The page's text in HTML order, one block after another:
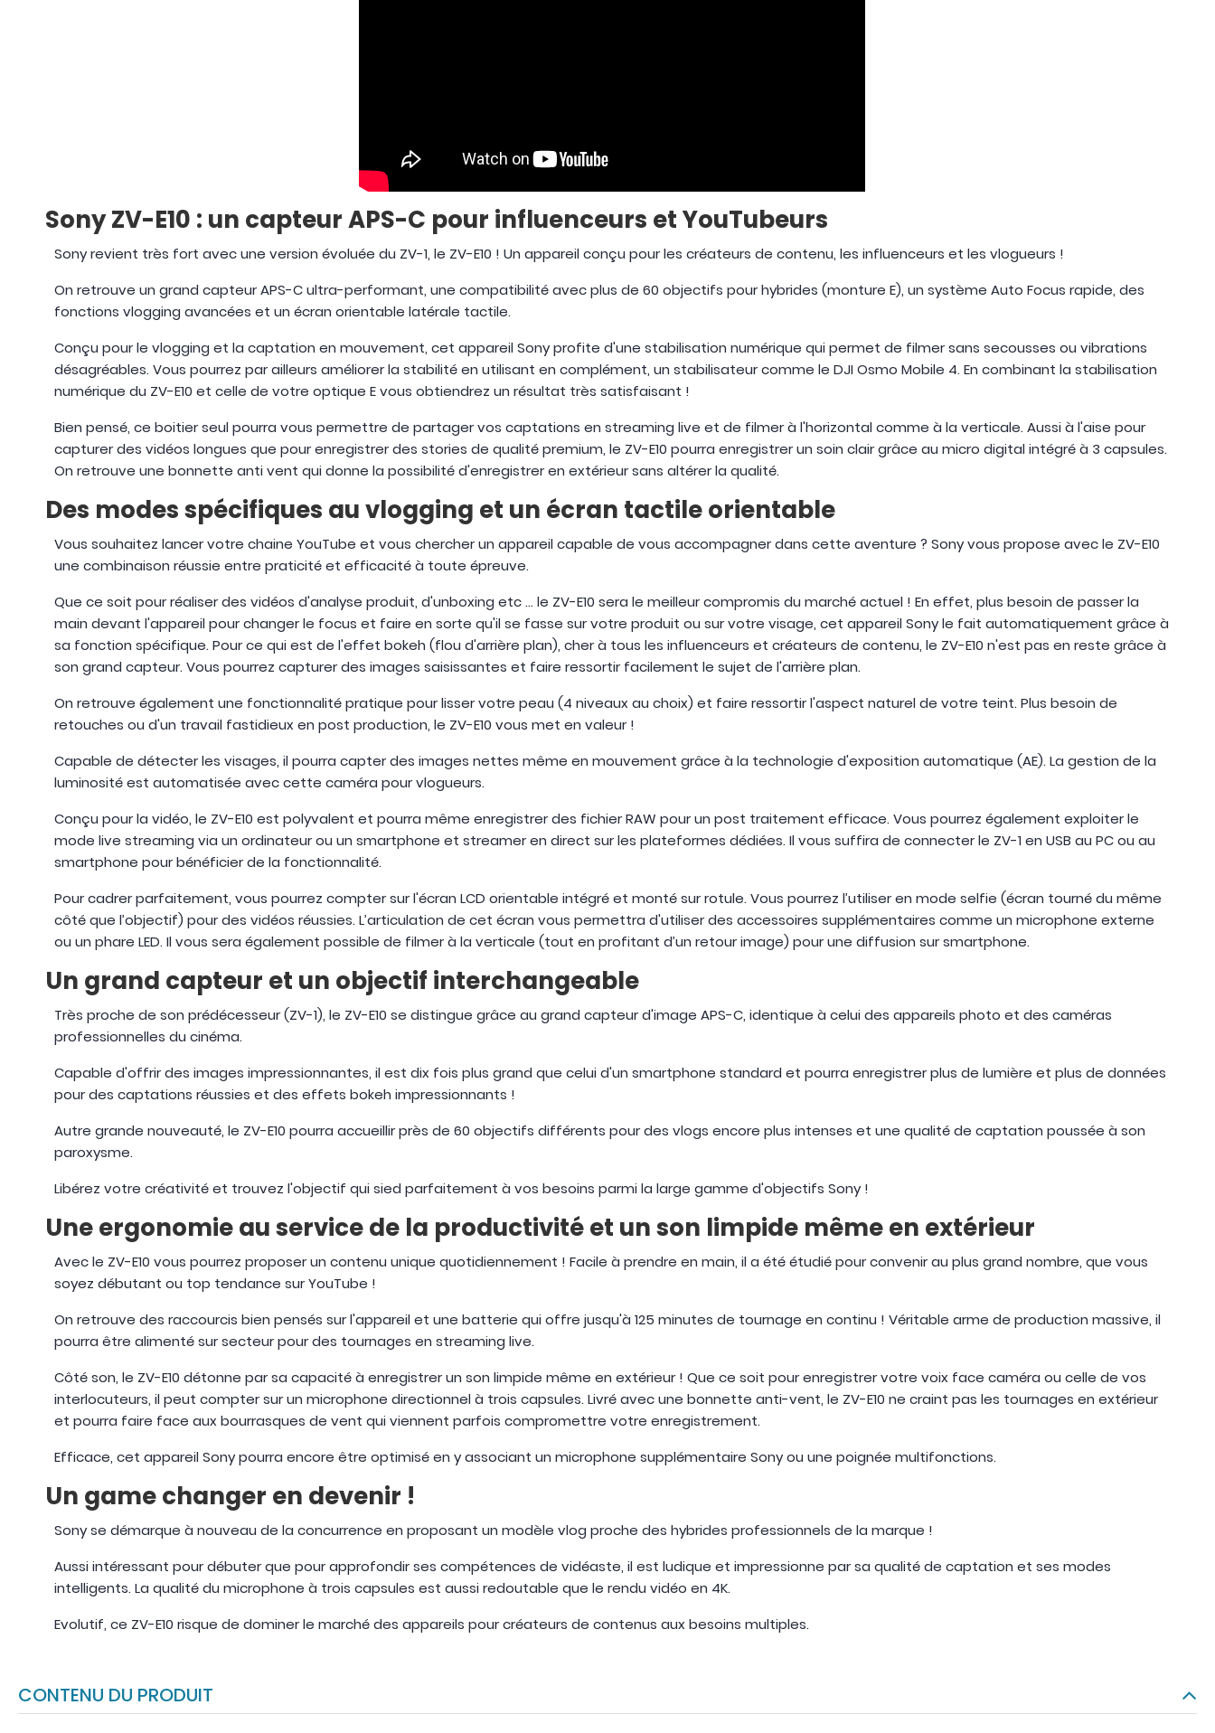
Sony ZV-E10 : un capteur APS-C pour influenceurs et YouTubeurs
Sony revient très fort avec une version évoluée du ZV-1, le ZV-E10 ! Un appareil conçu pour les créateurs de contenu, les influenceurs et les vlogueurs !
On retrouve un grand capteur APS-C ultra-performant, une compatibilité avec plus de 60 objectifs pour hybrides (monture E), un système Auto Focus rapide, des
fonctions vlogging avancées et un écran orientable latérale tactile.
Conçu pour le vlogging et la captation en mouvement, cet appareil Sony profite d'une stabilisation numérique qui permet de filmer sans secousses ou vibrations
désagréables. Vous pourrez par ailleurs améliorer la stabilité en utilisant en complément, un stabilisateur comme le DJI Osmo Mobile 4. En combinant la stabilisation
numérique du ZV-E10 et celle de votre optique E vous obtiendrez un résultat très satisfaisant !
Bien pensé, ce boitier seul pourra vous permettre de partager vos captations en streaming live et de filmer à l'horizontal comme à la verticale. Aussi à l'aise pour
capturer des vidéos longues que pour enregistrer des stories de qualité premium, le ZV-E10 pourra enregistrer un soin clair grâce au micro digital intégré à 3 capsules.
On retrouve une bonnette anti vent qui donne la possibilité d'enregistrer en extérieur sans altérer la qualité.
Des modes spécifiques au vlogging et un écran tactile orientable
Vous souhaitez lancer votre chaine YouTube et vous chercher un appareil capable de vous accompagner dans cette aventure ? Sony vous propose avec le ZV-E10
une combinaison réussie entre praticité et efficacité à toute épreuve.
Que ce soit pour réaliser des vidéos d'analyse produit, d'unboxing etc ... le ZV-E10 sera le meilleur compromis du marché actuel ! En effet, plus besoin de passer la
main devant l'appareil pour changer le focus et faire en sorte qu'il se fasse sur votre produit ou sur votre visage, cet appareil Sony le fait automatiquement grâce à
sa fonction spécifique. Pour ce qui est de l'effet bokeh (flou d'arrière plan), cher à tous les influenceurs et créateurs de contenu, le ZV-E10 n'est pas en reste grâce à
son grand capteur. Vous pourrez capturer des images saisissantes et faire ressortir facilement le sujet de l'arrière plan.
On retrouve également une fonctionnalité pratique pour lisser votre peau (4 niveaux au choix) et faire ressortir l'aspect naturel de votre teint. Plus besoin de
retouches ou d'un travail fastidieux en post production, le ZV-E10 vous met en valeur !
Capable de détecter les visages, il pourra capter des images nettes même en mouvement grâce à la technologie d'exposition automatique (AE). La gestion de la
luminosité est automatisée avec cette caméra pour vlogueurs.
Conçu pour la vidéo, le ZV-E10 est polyvalent et pourra même enregistrer des fichier RAW pour un post traitement efficace. Vous pourrez également exploiter le
mode live streaming via un ordinateur ou un smartphone et streamer en direct sur les plateformes dédiées. Il vous suffira de connecter le ZV-1 en USB au PC ou au
smartphone pour bénéficier de la fonctionnalité.
Pour cadrer parfaitement, vous pourrez compter sur l'écran LCD orientable intégré et monté sur rotule. Vous pourrez l’utiliser en mode selfie (écran tourné du même
côté que l’objectif) pour des vidéos réussies. L’articulation de cet écran vous permettra d'utiliser des accessoires supplémentaires comme un microphone externe
ou un phare LED. Il vous sera également possible de filmer à la verticale (tout en profitant d’un retour image) pour une diffusion sur smartphone.
Un grand capteur et un objectif interchangeable
Très proche de son prédécesseur (ZV-1), le ZV-E10 se distingue grâce au grand capteur d'image APS-C, identique à celui des appareils photo et des caméras
professionnelles du cinéma.
Capable d'offrir des images impressionnantes, il est dix fois plus grand que celui d'un smartphone standard et pourra enregistrer plus de lumière et plus de données
pour des captations réussies et des effets bokeh impressionnants !
Autre grande nouveauté, le ZV-E10 pourra accueillir près de 60 objectifs différents pour des vlogs encore plus intenses et une qualité de captation poussée à son
paroxysme.
Libérez votre créativité et trouvez l'objectif qui sied parfaitement à vos besoins parmi la large gamme d'objectifs Sony !
Une ergonomie au service de la productivité et un son limpide même en extérieur
Avec le ZV-E10 vous pourrez proposer un contenu unique quotidiennement ! Facile à prendre en main, il a été étudié pour convenir au plus grand nombre, que vous
soyez débutant ou top tendance sur YouTube !
On retrouve des raccourcis bien pensés sur l'appareil et une batterie qui offre jusqu'à 125 minutes de tournage en continu ! Véritable arme de production massive, il
pourra être alimenté sur secteur pour des tournages en streaming live.
Côté son, le ZV-E10 détonne par sa capacité à enregistrer un son limpide même en extérieur ! Que ce soit pour enregistrer votre voix face caméra ou celle de vos
interlocuteurs, il peut compter sur un microphone directionnel à trois capsules. Livré avec une bonnette anti-vent, le ZV-E10 ne craint pas les tournages en extérieur
et pourra faire face aux bourrasques de vent qui viennent parfois compromettre votre enregistrement.
Efficace, cet appareil Sony pourra encore être optimisé en y associant un microphone supplémentaire Sony ou une poignée multifonctions.
Un game changer en devenir !
Sony se démarque à nouveau de la concurrence en proposant un modèle vlog proche des hybrides professionnels de la marque !
Aussi intéressant pour débuter que pour approfondir ses compétences de vidéaste, il est ludique et impressionne par sa qualité de captation et ses modes
intelligents. La qualité du microphone à trois capsules est aussi redoutable que le rendu vidéo en 4K.
Evolutif, ce ZV-E10 risque de dominer le marché des appareils pour créateurs de contenus aux besoins multiples.
CONTENU DU PRODUIT